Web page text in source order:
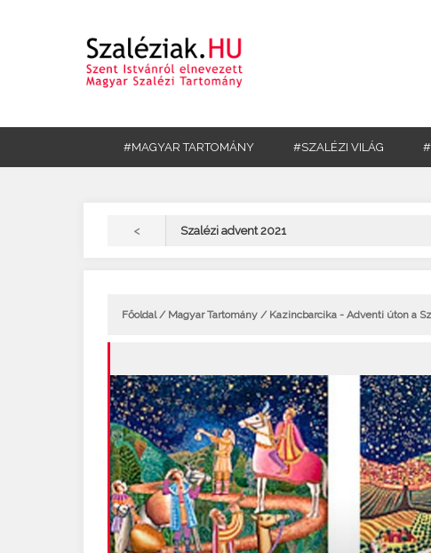
#MAGYAR TARTOMÁNY #SZALÉZI VILÁG
< Szalézi advent 2021
Főoldal/ Magyar Tartomány / Kazincbarcika - Adventi úton a